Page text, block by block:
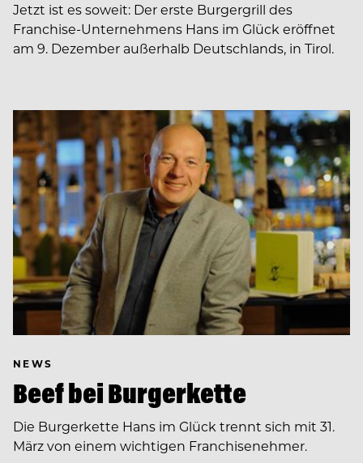
Jetzt ist es soweit: Der erste Burgergrill des
Franchise-Unternehmens Hans im Glück eröffnet
am 9. Dezember außerhalb Deutschlands, in Tirol.
NEWS
Beef bei Burgerkette
Die Burgerkette Hans im Glück trennt sich mit 31.
März von einem wichtigen Franchisenehmer.